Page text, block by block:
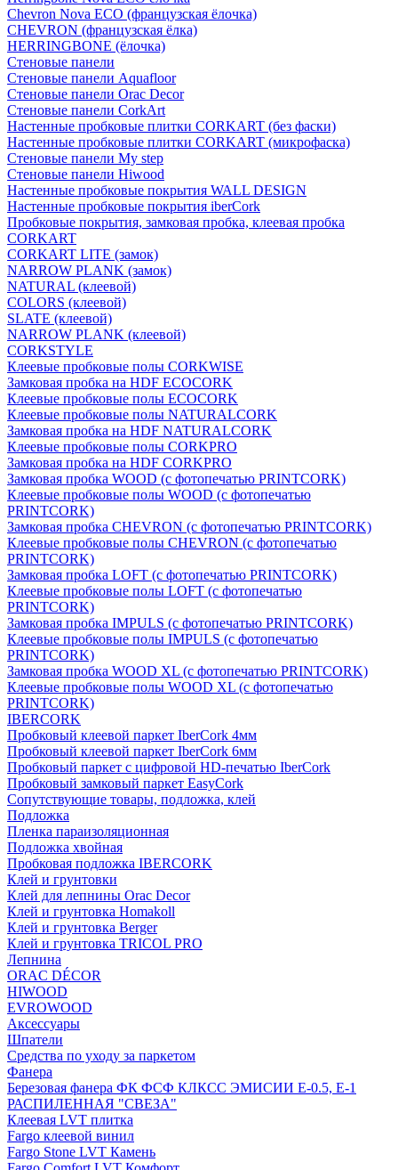
Chevron Nova ECO (французская ёлочка)
CHEVRON (французская ёлка)
HERRINGBONE (ёлочка)
Стеновые панели
Стеновые панели Aquafloor
Стеновые панели Orac Decor
Стеновые панели CorkArt
Настенные пробковые плитки CORKART (без фаски)
Настенные пробковые плитки CORKART (микрофаска)
Стеновые панели My step
Стеновые панели Hiwood
Настенные пробковые покрытия WALL DESIGN
Настенные пробковые покрытия iberCork
Пробковые покрытия, замковая пробка, клеевая пробка
CORKART
CORKART LITE (замок)
NARROW PLANK (замок)
NATURAL (клеевой)
COLORS (клеевой)
SLATE (клеевой)
NARROW PLANK (клеевой)
CORKSTYLE
Клеевые пробковые полы CORKWISE
Замковая пробка на HDF ECOCORK
Клеевые пробковые полы ECOCORK
Клеевые пробковые полы NATURALCORK
Замковая пробка на HDF NATURALCORK
Клеевые пробковые полы CORKPRO
Замковая пробка на HDF CORKPRO
Замковая пробка WOOD (с фотопечатью PRINTCORK)
Клеевые пробковые полы WOOD (с фотопечатью
PRINTCORK)
Замковая пробка CHEVRON (с фотопечатью PRINTCORK)
Клеевые пробковые полы CHEVRON (с фотопечатью
PRINTCORK)
Замковая пробка LOFT (с фотопечатью PRINTCORK)
Клеевые пробковые полы LOFT (с фотопечатью
PRINTCORK)
Замковая пробка IMPULS (с фотопечатью PRINTCORK)
Клеевые пробковые полы IMPULS (с фотопечатью
PRINTCORK)
Замковая пробка WOOD XL (с фотопечатью PRINTCORK)
Клеевые пробковые полы WOOD XL (с фотопечатью
PRINTCORK)
IBERCORK
Пробковый клеевой паркет IberCork 4мм
Пробковый клеевой паркет IberCork 6мм
Пробковый паркет с цифровой HD-печатью IberCork
Пробковый замковый паркет EasyCork
Сопутствующие товары, подложка, клей
Подложка
Пленка параизоляционная
Подложка хвойная
Пробковая подложка IBERCORK
Клей и грунтовки
Клей для лепнины Orac Decor
Клей и грунтовка Homakoll
Клей и грунтовка Berger
Клей и грунтовка TRICOL PRO
Лепнина
ORAC DÉCOR
HIWOOD
EVROWOOD
Аксессуары
Шпатели
Средства по уходу за паркетом
Фанера
Березовая фанера ФК ФСФ КЛКСС ЭМИСИИ Е-0.5, Е-1
РАСПИЛЕННАЯ "СВЕЗА"
Клеевая LVT плитка
Fargo клеевой винил
Fargo Stone LVT Камень